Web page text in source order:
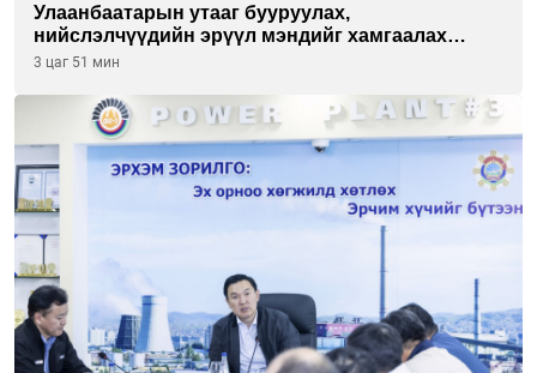
Улаанбаатарын утааг бууруулах,
нийслэлчүүдийн эрүүл мэндийг хамгаалах
төслийг “Чингис хаан баялгийн сан нэгдэл” ХХК-
3 цаг 51 мин